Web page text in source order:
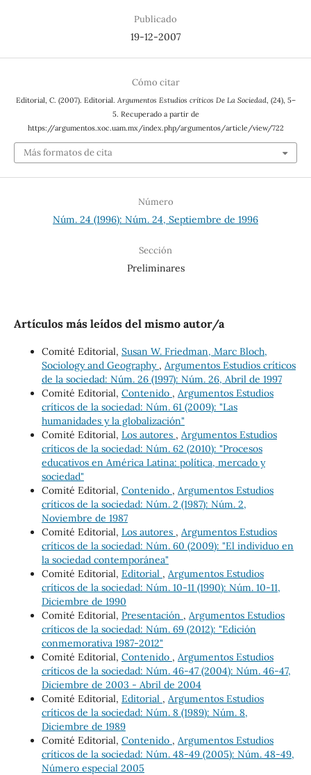
Publicado
19-12-2007
Cómo citar
Editorial, C. (2007). Editorial. Argumentos Estudios críticos De La Sociedad, (24), 5–
5. Recuperado a partir de
https://argumentos.xoc.uam.mx/index.php/argumentos/article/view/722
Más formatos de cita
Número
Núm. 24 (1996): Núm. 24, Septiembre de 1996
Sección
Preliminares
Artículos más leídos del mismo autor/a
Comité Editorial, Susan W. Friedman, Marc Bloch,
Sociology and Geography , Argumentos Estudios críticos
de la sociedad: Núm. 26 (1997): Núm. 26, Abril de 1997
Comité Editorial, Contenido , Argumentos Estudios
críticos de la sociedad: Núm. 61 (2009): "Las
humanidades y la globalización"
Comité Editorial, Los autores , Argumentos Estudios
críticos de la sociedad: Núm. 62 (2010): "Procesos
educativos en América Latina: política, mercado y
sociedad"
Comité Editorial, Contenido , Argumentos Estudios
críticos de la sociedad: Núm. 2 (1987): Núm. 2,
Noviembre de 1987
Comité Editorial, Los autores , Argumentos Estudios
críticos de la sociedad: Núm. 60 (2009): "El individuo en
la sociedad contemporánea"
Comité Editorial, Editorial , Argumentos Estudios
críticos de la sociedad: Núm. 10-11 (1990): Núm. 10-11,
Diciembre de 1990
Comité Editorial, Presentación , Argumentos Estudios
críticos de la sociedad: Núm. 69 (2012): "Edición
conmemorativa 1987-2012"
Comité Editorial, Contenido , Argumentos Estudios
críticos de la sociedad: Núm. 46-47 (2004): Núm. 46-47,
Diciembre de 2003 - Abril de 2004
Comité Editorial, Editorial , Argumentos Estudios
críticos de la sociedad: Núm. 8 (1989): Núm. 8,
Diciembre de 1989
Comité Editorial, Contenido , Argumentos Estudios
críticos de la sociedad: Núm. 48-49 (2005): Núm. 48-49,
Número especial 2005